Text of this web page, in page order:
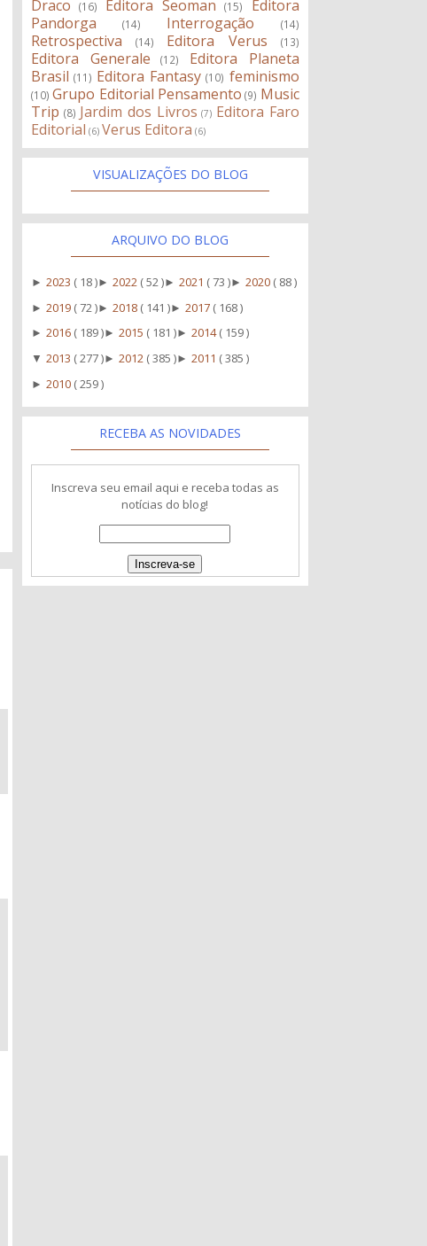
Draco
(16) Editora Seoman (15)
Editora
Pandorga
(14) Interrogação (14)
Retrospectiva (14) Editora Verus (13)
Editora Generale (12)
Editora Planeta
Brasil (11) Editora Fantasy (10) feminismo
(10) Grupo Editorial Pensamento (9) Music
Trip (8) Jardim dos Livros (7) Editora Faro
Editorial (6) Verus Editora (6)
VISUALIZAÇÕES DO BLOG
ARQUIVO DO BLOG
►2023 ( 18 )►2022 ( 52 )►2021 ( 73 )►2020 ( 88 )
►2019 ( 72 )►2018 ( 141 )►2017 ( 168 )
►2016 ( 189 )►2015 ( 181 )►2014( 159 )
▼2013 ( 277 )►2012 ( 385 )►2011 ( 385 )
►2010 ( 259 )
RECEBA AS NOVIDADES
Inscreva seu email aqui e receba todas as
notícias do blog!